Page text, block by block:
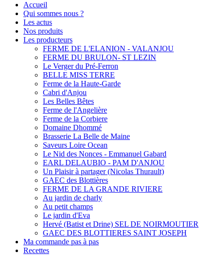
Accueil
Qui sommes nous ?
Les actus
Nos produits
Les producteurs
FERME DE L'ELANION - VALANJOU
FERME DU BRULON- ST LEZIN
Le Verger du Pré-Ferron
BELLE MISS TERRE
Ferme de la Haute-Garde
Cabri d'Anjou
Les Belles Bêtes
Ferme de l'Angelière
Ferme de la Corbiere
Domaine Dhommé
Brasserie La Belle de Maine
Saveurs Loire Ocean
Le Nid des Nonces - Emmanuel Gabard
EARL DELAUBIO - PAM D'ANJOU
Un Plaisir à partager (Nicolas Thurault)
GAEC des Blottières
FERME DE LA GRANDE RIVIERE
Au jardin de charly
Au petit champs
Le jardin d'Eva
Hervé (Batist et Drine) SEL DE NOIRMOUTIER
GAEC DES BLOTTIERES SAINT JOSEPH
Ma commande pas à pas
Recettes